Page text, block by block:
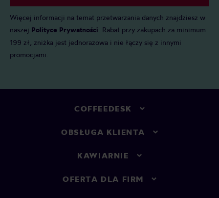
Więcej informacji na temat przetwarzania danych znajdziesz w
naszej Polityce Prywatności . Rabat przy zakupach za minimum
199 zł, zniżka jest jednorazowa i nie łączy się z innymi
promocjami.
COFFEEDESK
OBSŁUGA KLIENTA
KAWIARNIE
OFERTA DLA FIRM